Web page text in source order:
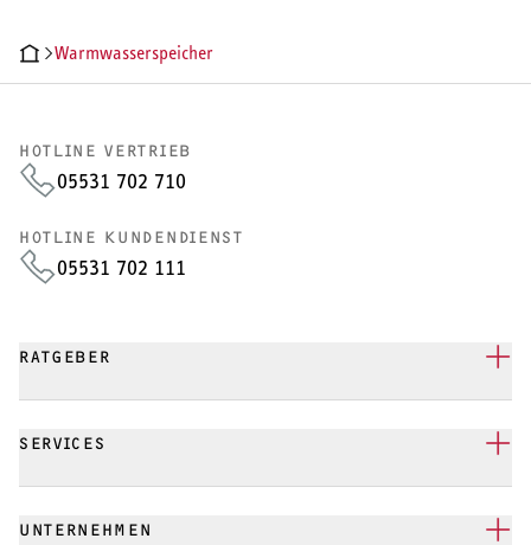
Wärmepumpe
Regelung / Energiemanagement
Nachtspeicherheizung
Warmwasserspeicher
HOTLINE VERTRIEB
05531 702 710
HOTLINE KUNDENDIENST
05531 702 111
RATGEBER
SERVICES
UNTERNEHMEN